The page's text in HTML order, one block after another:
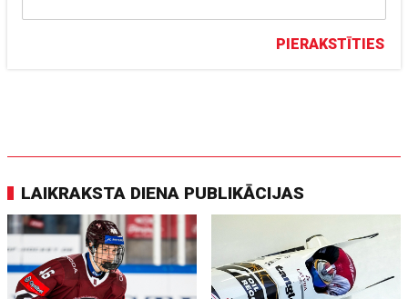
PIERAKSTĪTIES
LAIKRAKSTA DIENA PUBLIKĀCIJAS